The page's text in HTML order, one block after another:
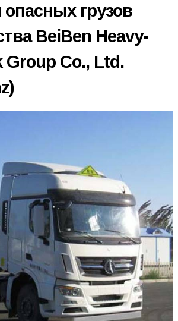
опасных грузов
BeiBen Heavy-
Group Co., Ltd.